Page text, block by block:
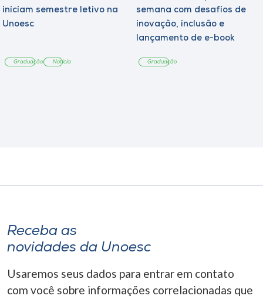
iniciam semestre letivo na
Unoesc
Graduação Notícia
semana com desafios de
inovação, inclusão e
lançamento de e-book
Graduação
Receba as
novidades da Unoesc
Usaremos seus dados para entrar em contato
com você sobre informações correlacionadas que